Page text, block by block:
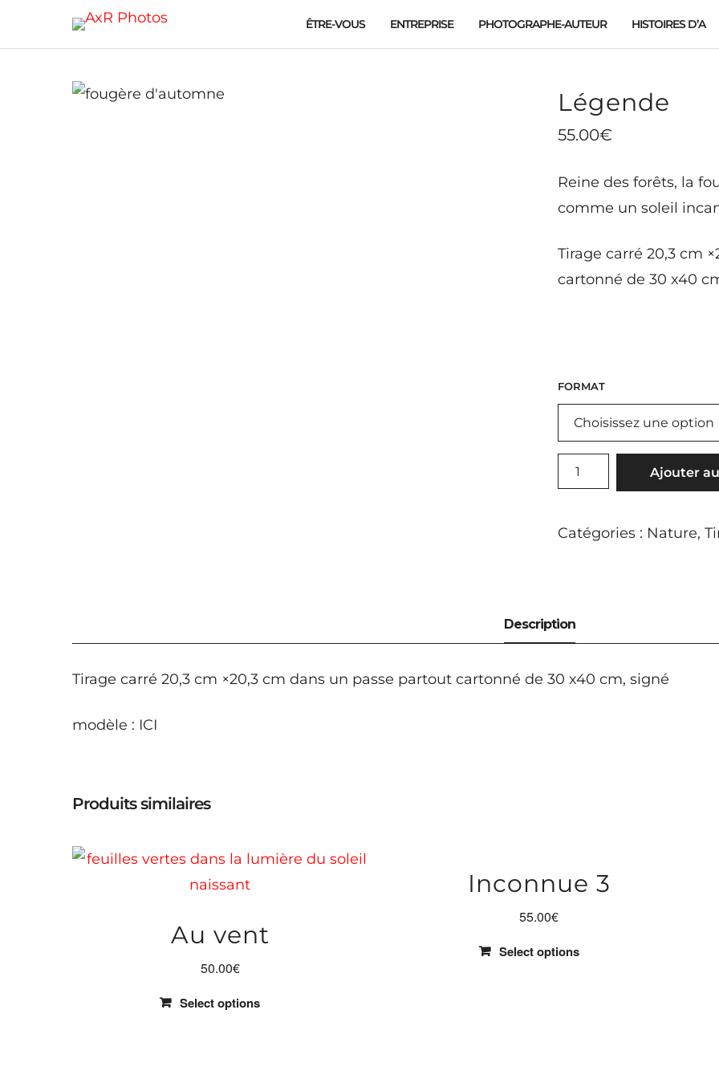
ÊTRE-VOUS ENTREPRISE PHOTOGRAPHE-AUTEUR HISTOIRES D’A
Légende
55.00€
Reine des forêts, la
comme un soleil
Tirage carré 20,3 cm
cartonné de 30 x40
FORMAT
Ajouter
Catégories : Nature,
Tirage carré 20,3 cm ×20,3 cm dans un passe partout cartonné de 30 x40 cm, signé
modèle : ICI
Produits similaires
Au vent
50.00€
Select options
Inconnue 3
55.00€
Select options